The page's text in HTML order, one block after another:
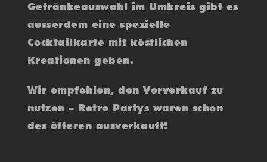
Getränkeauswahl im Umkreis gibt es
ausserdem eine spezielle
Cocktailkarte mit köstlichen
Kreationen geben.
Wir empfehlen, den Vorverkauf zu
nutzen – Retro Partys waren schon
des öfteren ausverkauft!